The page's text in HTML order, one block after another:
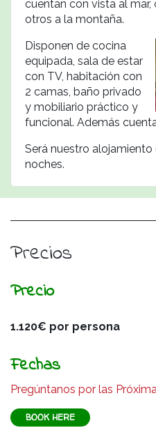
cuentan con vista al
otros a la montaña.
Disponen de cocina
equipada, sala de estar
con TV, habitación con
2 camas, baño privado
y mobiliario práctico y
funcional. Además
Será nuestro
noches.
Precios
Precio
1.120€ por persona
Fechas
Pregúntanos por las
BOOK HERE